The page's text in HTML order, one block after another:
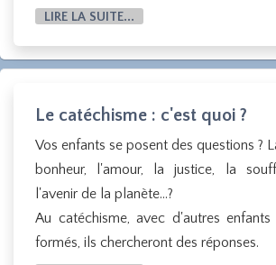
LIRE LA SUITE...
Le catéchisme : c'est quoi ?
Vos enfants se posent des questions ?
bonheur, l'amour, la justice, la
l'avenir de la planète...?
Au catéchisme, avec d'autres
formés, ils chercheront des réponses.